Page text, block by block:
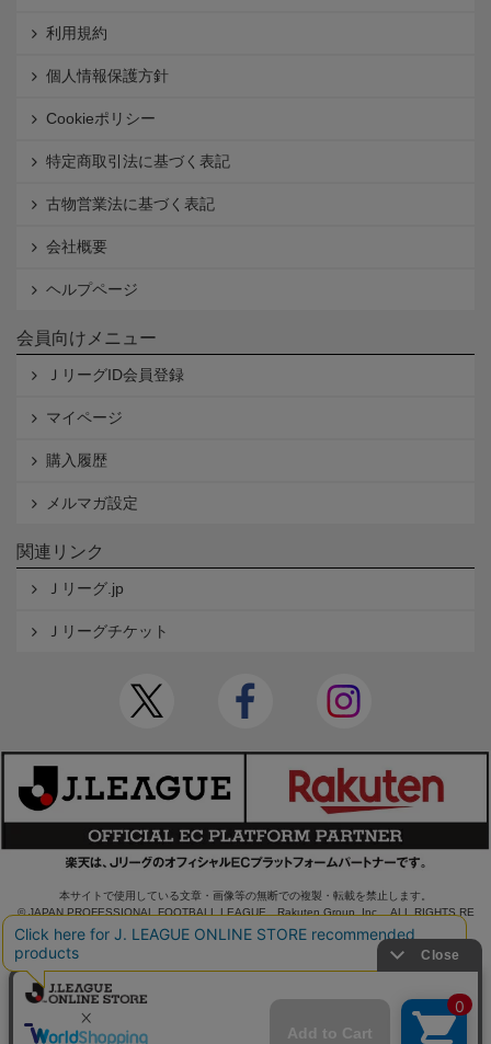
利用規約
個人情報保護方針
Cookieポリシー
特定商取引法に基づく表記
古物営業法に基づく表記
会社概要
ヘルプページ
会員向けメニュー
ＪリーグID会員登録
マイページ
購入履歴
メルマガ設定
関連リンク
Ｊリーグ.jp
Ｊリーグチケット
本サイトで使用している文章・画像等の無断での複製・転載を禁止します。
© JAPAN PROFESSIONAL FOOTBALL LEAGUE Rakuten Group, Inc. ALL RIGHTS RE
SERVED.